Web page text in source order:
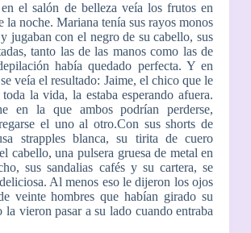
el salón de belleza veía los frutos en
la noche. Mariana tenía sus rayos monos
jugaban con el negro de su cabello, sus
tanto las de las manos como las de
había quedado perfecta. Y en
veía el resultado: Jaime, el chico que le
la vida, la estaba esperando afuera.
en la que ambos podrían perderse,
el uno al otro.Con sus shorts de
strapples blanca, su tirita de cuero
cabello, una pulsera gruesa de metal en
sus sandalias cafés y su cartera, se
Al menos eso le dijeron los ojos
veinte hombres que habían girado su
la vieron pasar a su lado cuando entraba